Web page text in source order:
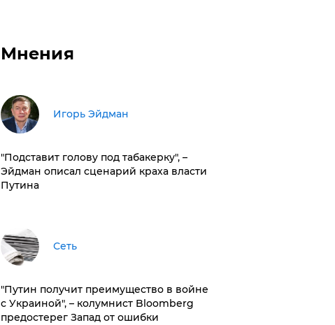
Мнения
Игорь Эйдман
​"Подставит голову под табакерку", –
Эйдман описал сценарий краха власти
Путина
Сеть
"Путин получит преимущество в войне
с Украиной", – колумнист Bloomberg
предостерег Запад от ошибки